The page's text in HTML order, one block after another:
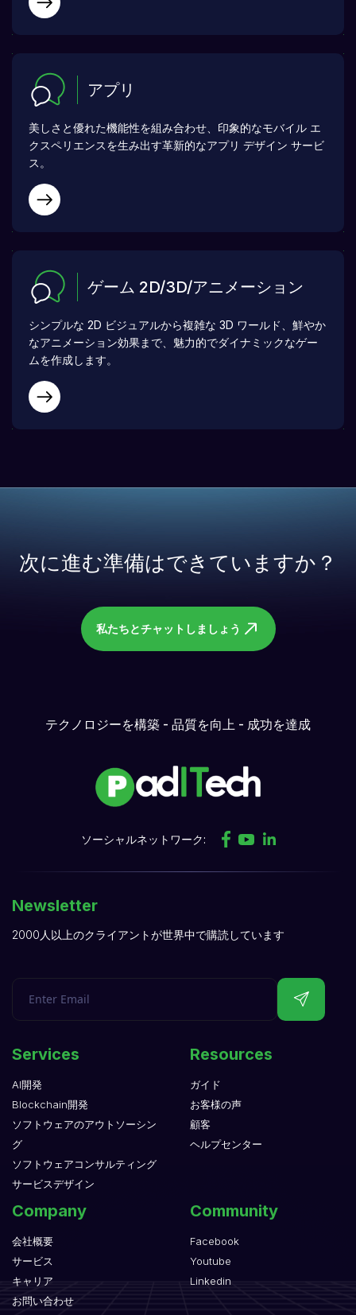
アプリ
美しさと優れた機能性を組み合わせ、印象的なモバイル エ
クスペリエンスを生み出す革新的なアプリ デザイン サービ
ス。
ゲーム 2D/3D/アニメーション
シンプルな 2D ビジュアルから複雑な 3D ワールド、鮮やか
なアニメーション効果まで、魅力的でダイナミックなゲー
ムを作成します。
次に進む準備はできていますか？
私たちとチャットしましょう
テクノロジーを構築 - 品質を向上 - 成功を達成
ソーシャルネットワーク:
Newsletter
2000人以上のクライアントが世界中で購読しています
Services
AI開発
Blockchain開発
ソフトウェアのアウトソーシン
グ
ソフトウェアコンサルティング
サービスデザイン
Resources
ガイド
お客様の声
顧客
ヘルプセンター
Company
会社概要
サービス
キャリア
お問い合わせ
Community
Facebook
Youtube
Linkedin